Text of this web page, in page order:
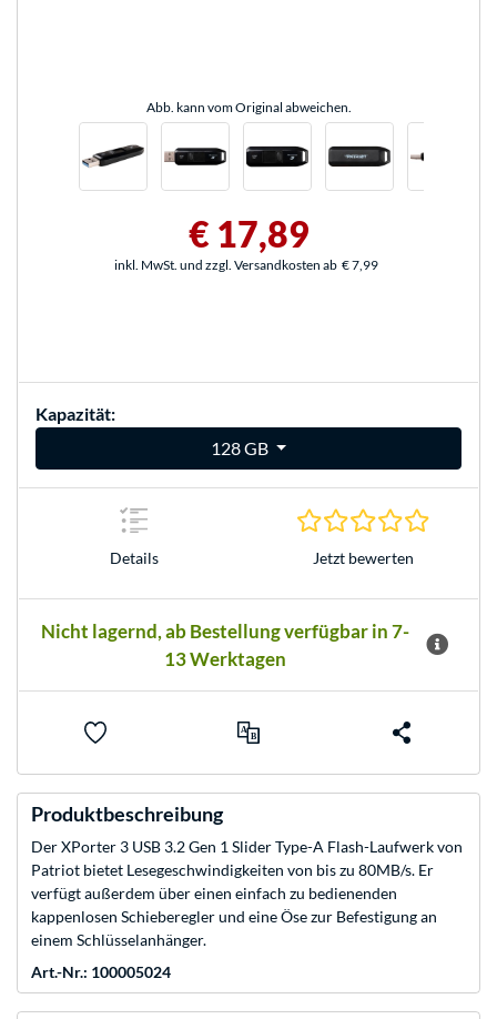
Abb. kann vom Original abweichen.
€ 17,89
inkl. MwSt. und zzgl. Versandkosten ab € 7,99
Kapazität:
128 GB
Details Jetzt bewerten
Nicht lagernd, ab Bestellung verfügbar in 7-
13 Werktagen
Produktbeschreibung
Der XPorter 3 USB 3.2 Gen 1 Slider Type-A Flash-Laufwerk von
Patriot bietet Lesegeschwindigkeiten von bis zu 80MB/s. Er
verfügt außerdem über einen einfach zu bedienenden
kappenlosen Schieberegler und eine Öse zur Befestigung an
einem Schlüsselanhänger.
Art.-Nr.: 100005024